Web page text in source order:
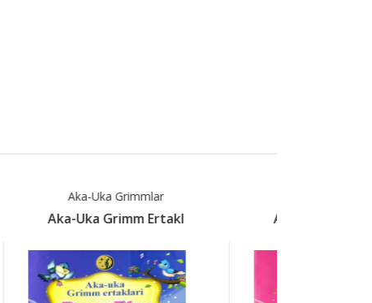
Aka-Uka Grimmlar
Aka-Uka Grimm Ertakl